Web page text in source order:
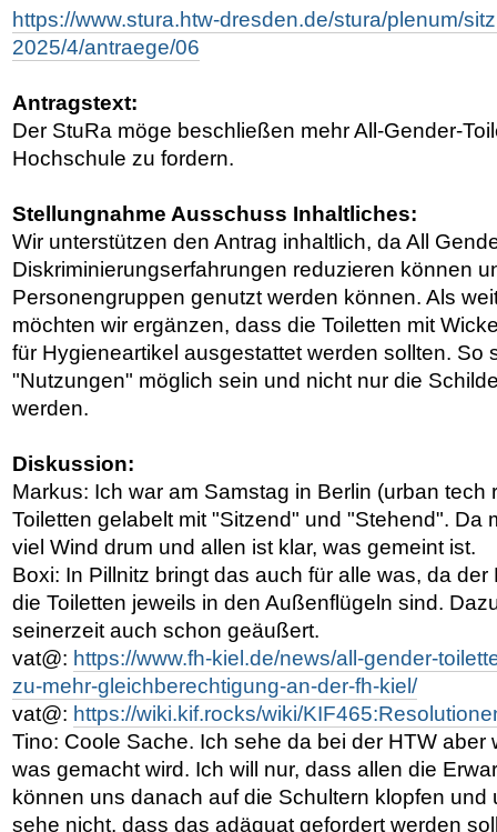
https://www.stura.htw-dresden.de/stura/plenum/
2025/4/antraege/06
Antragstext:
Der StuRa möge beschließen mehr All-Gender-
Hochschule zu fordern.
Stellungnahme Ausschuss Inhaltliches:
Wir unterstützen den Antrag inhaltlich, da All
Diskriminierungserfahrungen reduzieren können
Personengruppen genutzt werden können. Als
möchten wir ergänzen, dass die Toiletten mit
für Hygieneartikel ausgestattet werden sollten. So
"Nutzungen" möglich sein und nicht nur die
werden.
Diskussion:
Markus: Ich war am Samstag in Berlin (urban tech
Toiletten gelabelt mit "Sitzend" und "Stehend". Da
viel Wind drum und allen ist klar, was gemeint ist.
Boxi: In Pillnitz bringt das auch für alle was, da
die Toiletten jeweils in den Außenflügeln sind.
seinerzeit auch schon geäußert.
vat@: https://www.fh-kiel.de/news/all-gender-
zu-mehr-gleichberechtigung-an-der-fh-kiel/
vat@: https://wiki.kif.rocks/wiki/
Tino: Coole Sache. Ich sehe da bei der HTW aber
was gemacht wird. Ich will nur, dass allen die
können uns danach auf die Schultern klopfen und
sehe nicht, dass das adäquat gefordert werden